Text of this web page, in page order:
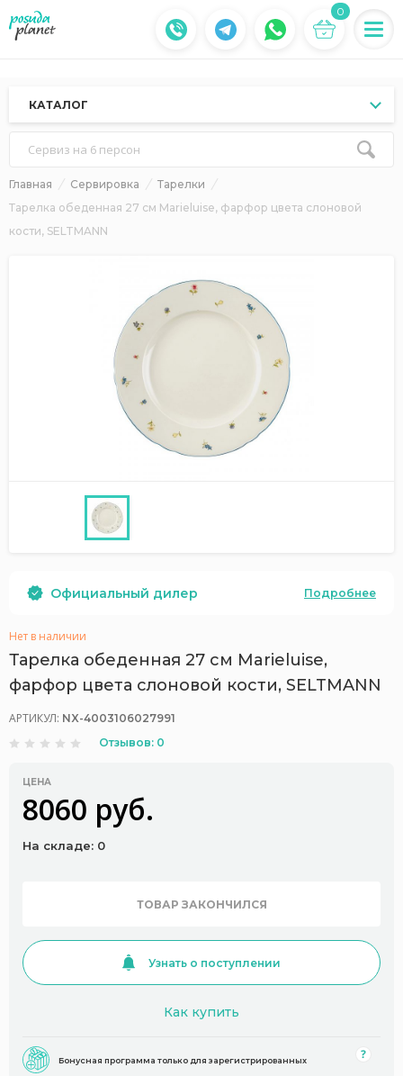
0
КАТАЛОГ
Сервиз на 6 персон
Главная Сервировка
Тарелки
Тарелка обеденная 27 см Marieluise, фарфор цвета слоновой
кости, SELTMANN
Официальный дилер Подробнее
Нет в наличии
Тарелка обеденная 27 см Marieluise,
фарфор цвета слоновой кости, SELTMANN
АРТИКУЛ: NX-4003106027991
Отзывов: 0
ЦЕНА
8060 руб.
На складе: 0
ТОВАР ЗАКОНЧИЛСЯ
Узнать о поступлении
Как купить
Бонусная программа только для зарегистрированных